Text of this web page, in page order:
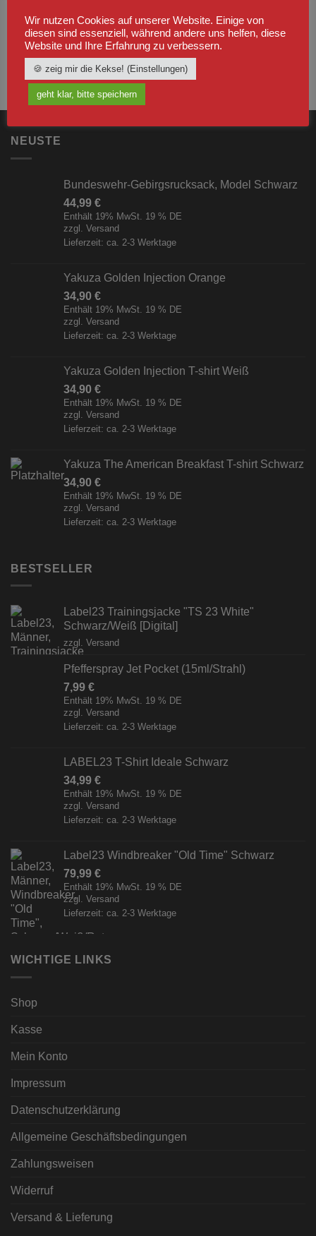
NEUSTE
Bundeswehr-Gebirgsrucksack, Model Schwarz
44,99 €
Enthält 19% MwSt. 19 % DE
zzgl. Versand
Lieferzeit: ca. 2-3 Werktage
Yakuza Golden Injection Orange
34,90 €
Enthält 19% MwSt. 19 % DE
zzgl. Versand
Lieferzeit: ca. 2-3 Werktage
Yakuza Golden Injection T-shirt Weiß
34,90 €
Enthält 19% MwSt. 19 % DE
zzgl. Versand
Lieferzeit: ca. 2-3 Werktage
Yakuza The American Breakfast T-shirt Schwarz
34,90 €
Enthält 19% MwSt. 19 % DE
zzgl. Versand
Lieferzeit: ca. 2-3 Werktage
BESTSELLER
Label23 Trainingsjacke "TS 23 White"
Schwarz/Weiß [Digital]
zzgl. Versand
Pfefferspray Jet Pocket (15ml/Strahl)
7,99 €
Enthält 19% MwSt. 19 % DE
zzgl. Versand
Lieferzeit: ca. 2-3 Werktage
LABEL23 T-Shirt Ideale Schwarz
34,99 €
Enthält 19% MwSt. 19 % DE
zzgl. Versand
Lieferzeit: ca. 2-3 Werktage
Label23 Windbreaker "Old Time" Schwarz
79,99 €
Enthält 19% MwSt. 19 % DE
zzgl. Versand
Lieferzeit: ca. 2-3 Werktage
WICHTIGE LINKS
Shop
Kasse
Mein Konto
Impressum
Datenschutzerklärung
Allgemeine Geschäftsbedingungen
Zahlungsweisen
Widerruf
Versand & Lieferung
Wir nutzen Cookies auf unserer Website. Einige von
diesen sind essenziell, während andere uns helfen, diese
Website und Ihre Erfahrung zu verbessern.
🍪 zeig mir die Kekse! (Einstellungen)
geht klar, bitte speichern